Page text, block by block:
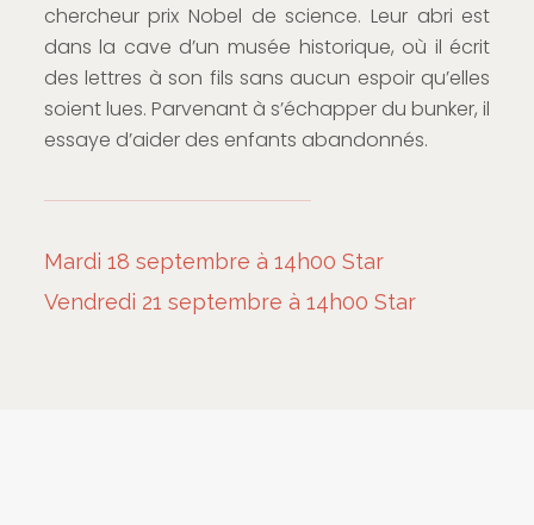
chercheur prix Nobel de science. Leur abri est
dans la cave d’un musée historique, où il écrit
des lettres à son fils sans aucun espoir qu’elles
soient lues. Parvenant à s’échapper du bunker, il
essaye d’aider des enfants abandonnés.
Mardi 18 septembre à 14h00 Star
Vendredi 21 septembre à 14h00 Star